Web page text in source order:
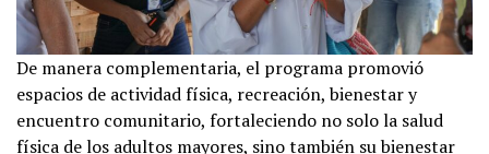
De manera complementaria, el programa promovió
espacios de actividad física, recreación, bienestar y
encuentro comunitario, fortaleciendo no solo la salud
física de los adultos mayores, sino también su bienestar